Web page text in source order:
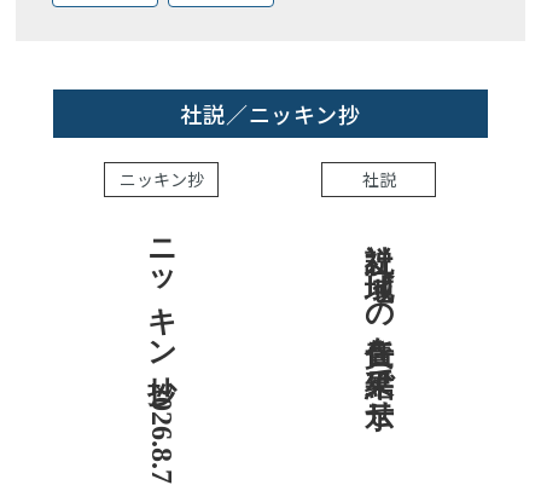
社説／ニッキン抄
ニッキン抄
ニッキン抄 2026.8.7
社説
社説 地域への責任を結果で示せ